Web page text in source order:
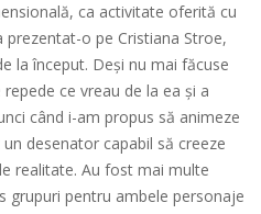
ca activitate oferită cu
o pe Cristiana Stroe,
la început. Deși nu mai făcuse
ce vreau de la ea și a
când i-am propus să animeze
desenator capabil să creeze
realitate. Au fost mai multe
grupuri pentru ambele personaje